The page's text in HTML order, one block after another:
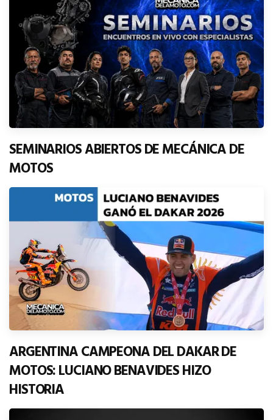
SEMINARIOS ABIERTOS DE MECÁNICA DE
MOTOS
ARGENTINA CAMPEONA DEL DAKAR DE
MOTOS: LUCIANO BENAVIDES HIZO
HISTORIA